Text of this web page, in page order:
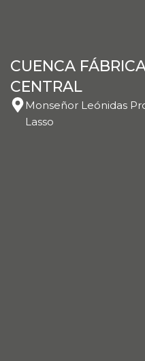
CUENCA
CENTRAL
Monseñor Leónidas
Lasso